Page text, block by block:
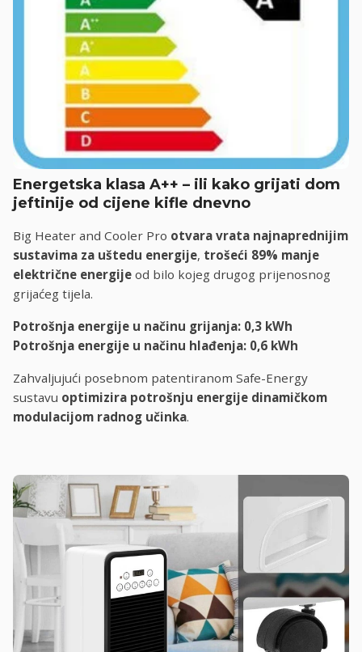
Energetska klasa A++ – ili kako grijati dom
jeftinije od cijene kifle dnevno
Big Heater and Cooler Pro otvara vrata najnaprednijim
sustavima za uštedu energije, trošeći 89% manje
električne energije od bilo kojeg drugog prijenosnog
grijaćeg tijela.
Potrošnja energije u načinu grijanja: 0,3 kWh
Potrošnja energije u načinu hlađenja: 0,6 kWh
Zahvaljujući posebnom patentiranom Safe-Energy
sustavu optimizira potrošnju energije dinamičkom
modulacijom radnog učinka.